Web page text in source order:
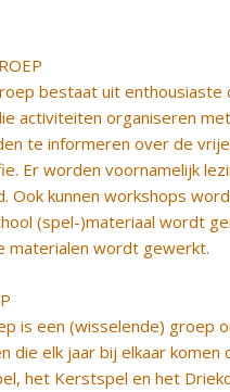
bestaat uit enthousiaste
activiteiten organiseren
te informeren over de
Er worden voornamelijk
Ook kunnen workshops
(spel-)materiaal wordt
materialen wordt gewerkt.
is een (wisselende) groep
die elk jaar bij elkaar komen
het Kerstspel en het